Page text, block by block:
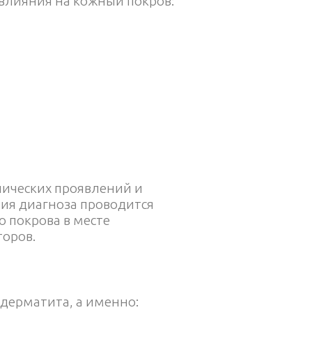
проявлений и
диагноза проводится
покрова в месте
а именно: